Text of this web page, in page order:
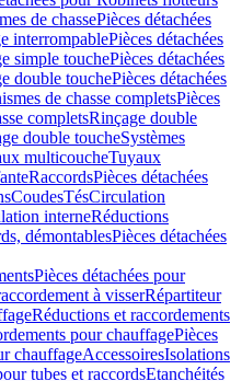
de chassePièces détachées
interrompablePièces détachées
simple touchePièces détachées
double touchePièces détachées
de chasse completsPièces
completsRinçage double
double toucheSystèmes
multicoucheTuyaux
RaccordsPièces détachées
CoudesTésCirculation
interneRéductions
démontablesPièces détachées
Pièces détachées pour
à visserRépartiteur
Réductions et raccordements
pour chauffagePièces
chauffageAccessoiresIsolations
tubes et raccordsEtanchéités